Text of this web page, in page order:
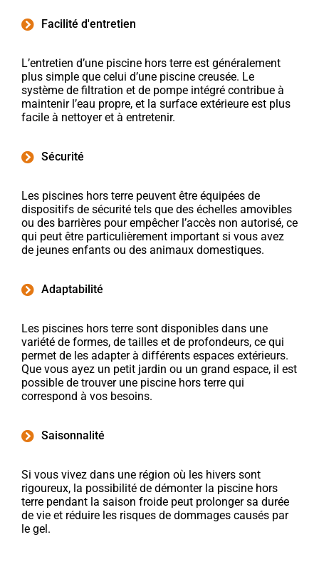
Facilité d'entretien
L’entretien d’une piscine hors terre est généralement
plus simple que celui d’une piscine creusée. Le
système de filtration et de pompe intégré contribue à
maintenir l’eau propre, et la surface extérieure est plus
facile à nettoyer et à entretenir.
Sécurité
Les piscines hors terre peuvent être équipées de
dispositifs de sécurité tels que des échelles amovibles
ou des barrières pour empêcher l’accès non autorisé, ce
qui peut être particulièrement important si vous avez
de jeunes enfants ou des animaux domestiques.
Adaptabilité
Les piscines hors terre sont disponibles dans une
variété de formes, de tailles et de profondeurs, ce qui
permet de les adapter à différents espaces extérieurs.
Que vous ayez un petit jardin ou un grand espace, il est
possible de trouver une piscine hors terre qui
correspond à vos besoins.
Saisonnalité
Si vous vivez dans une région où les hivers sont
rigoureux, la possibilité de démonter la piscine hors
terre pendant la saison froide peut prolonger sa durée
de vie et réduire les risques de dommages causés par
le gel.